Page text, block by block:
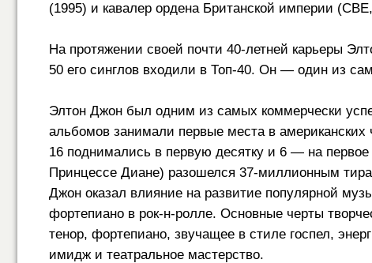
(1995) и кавалер ордена Британской империи
На протяжении своей почти 40-летней карьеры
50 его синглов входили в Топ-40. Он — один из
Элтон Джон был одним из самых коммерчески
альбомов занимали первые места в
16 поднимались в первую десятку и 6 — на
Принцессе Диане) разошелся 37-миллионным
Джон оказал влияние на развитие популярной
фортепиано в рок-н-ролле. Основные черты
тенор, фортепиано, звучащее в стиле госпел,
имидж и театральное мастерство.